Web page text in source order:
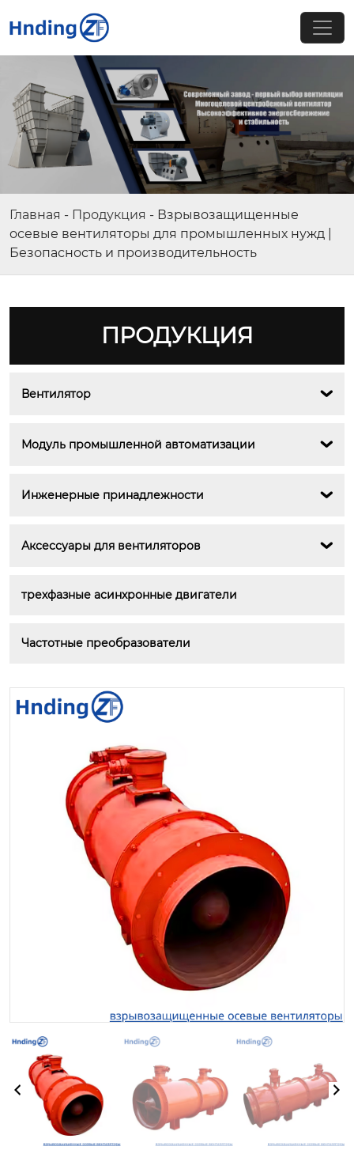
Главная - Продукция - Взрывозащищенные
осевые вентиляторы для промышленных нужд |
Безопасность и производительность
ПРОДУКЦИЯ
Вентилятор 
Модуль промышленной автоматизации 
Инженерные принадлежности 
Аксессуары для вентиляторов 
трехфазные асинхронные двигатели
Частотные преобразователи